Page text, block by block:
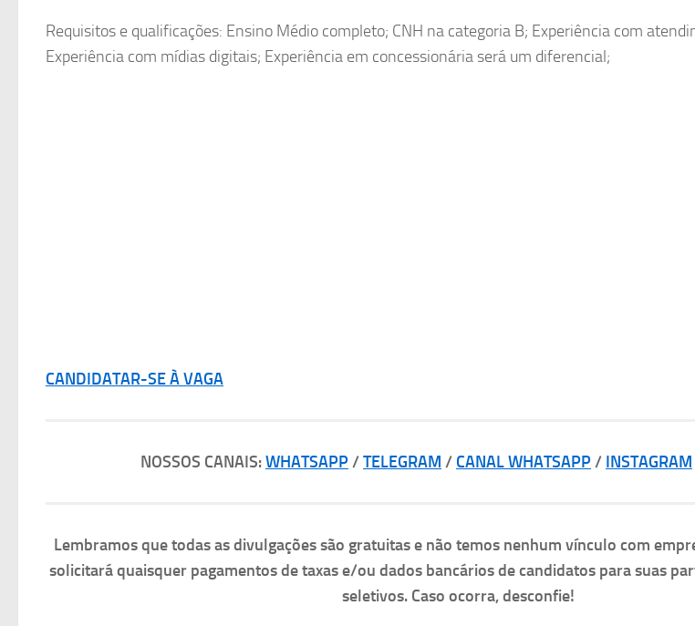
Requisitos e qualificações: Ensino Médio completo; CNH na categoria B; Experiência com
Experiência com mídias digitais; Experiência em concessionária será um diferencial;
CANDIDATAR-SE À VAGA
NOSSOS CANAIS:WHATSAPP/ TELEGRAM / CANAL WHATSAPP/ INSTAGRAM
Lembramos que todas as divulgações são gratuitas e não temos nenhum vínculo com
solicitará quaisquer pagamentos de taxas e/ou dados bancários de candidatos para suas
seletivos. Caso ocorra, desconfie!